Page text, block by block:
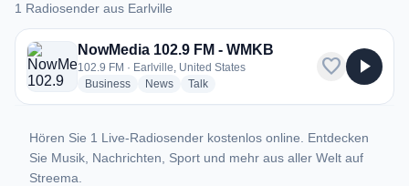
1 Radiosender aus Earlville
1 Radiosender aus Earlville
NowMedia 102.9 FM - WMKB
102.9 FM · Earlville, United States
Businessradio stations
Newsradio stations
Talkradio stations
favorite play_arrow
Hören Sie 1 Live-Radiosender kostenlos online. Entdecken
Sie Musik, Nachrichten, Sport und mehr aus aller Welt auf
Streema.